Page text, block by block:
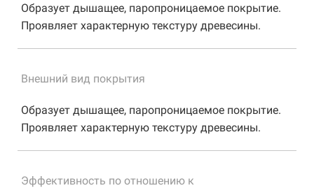
Образует дышащее, паропроницаемое покрытие.
Проявляет характерную текстуру древесины.
Внешний вид покрытия
Образует дышащее, паропроницаемое покрытие.
Проявляет характерную текстуру древесины.
Эффективность по отношению к